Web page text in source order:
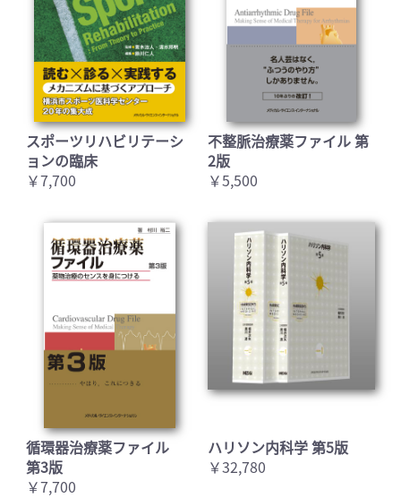
スポーツリハビリテーシ
ョンの臨床
￥7,700
不整脈治療薬ファイル 第
2版
￥5,500
循環器治療薬ファイル
第3版
￥7,700
ハリソン内科学 第5版
￥32,780